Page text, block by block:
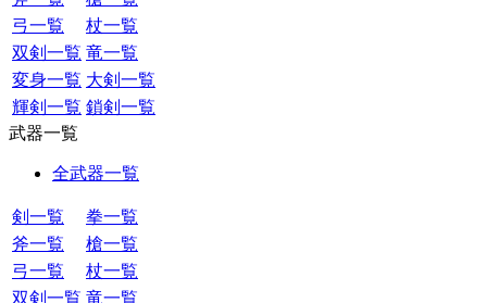
弓一覧
杖一覧
双剣一覧 竜一覧
変身一覧 大剣一覧
輝剣一覧 鎖剣一覧
武器一覧
全武器一覧
剣一覧
拳一覧
斧一覧
槍一覧
弓一覧
杖一覧
双剣一覧 竜一覧